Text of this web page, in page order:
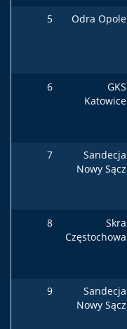
5 Odra Opole
6
GKS
Katowice
7
Sandecja
Nowy Sącz
8
Skra
Częstochowa
9
Sandecja
Nowy Sącz